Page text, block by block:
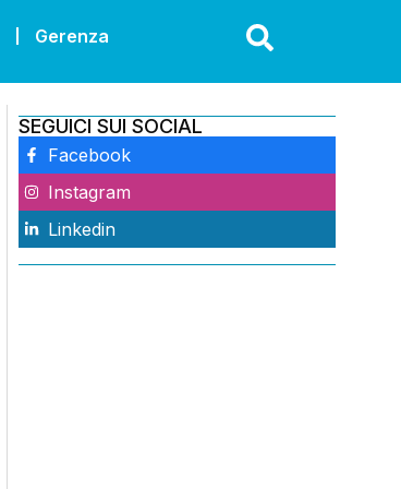
Gerenza
SEGUICI SUI SOCIAL
Facebook
Instagram
Linkedin